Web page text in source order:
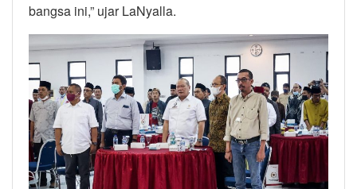
bangsa ini,” ujar LaNyalla.